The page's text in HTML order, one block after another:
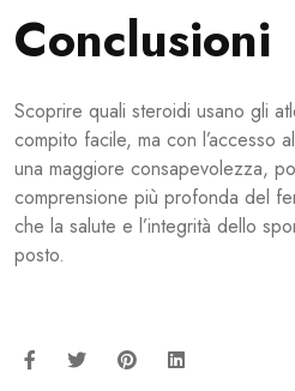
Conclusioni
Scoprire quali steroidi usano gli
compito facile, ma con l’accesso
una maggiore consapevolezza,
comprensione più profonda del
che la salute e l’integrità dello
posto.